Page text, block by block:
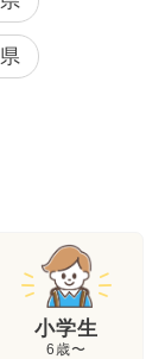
小学生
6歳〜